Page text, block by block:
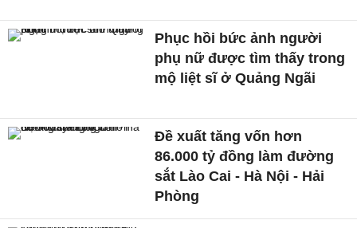
Phục hồi bức ảnh người
phụ nữ được tìm thấy trong
mộ liệt sĩ ở Quảng Ngãi
Đề xuất tăng vốn hơn
86.000 tỷ đồng làm đường
sắt Lào Cai - Hà Nội - Hải
Phòng